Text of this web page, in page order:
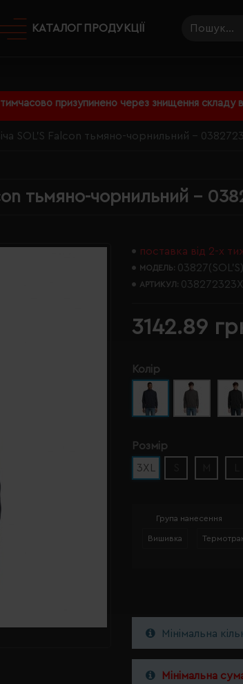
призупинено через знищення складу
КАТАЛОГ ПРОДУКЦІЇ
SOL'S Falcon тьмяно-чорнильний -
тьмяно-чорнильний -
поставка від 2-х
МОДЕЛЬ: 03827(SOL’S)
АРТИКУЛ: 038272323XL
3142.89
Колір
Розмір
3XL
Група нанесення
Вишивка
Мінімальна
Мінімальна